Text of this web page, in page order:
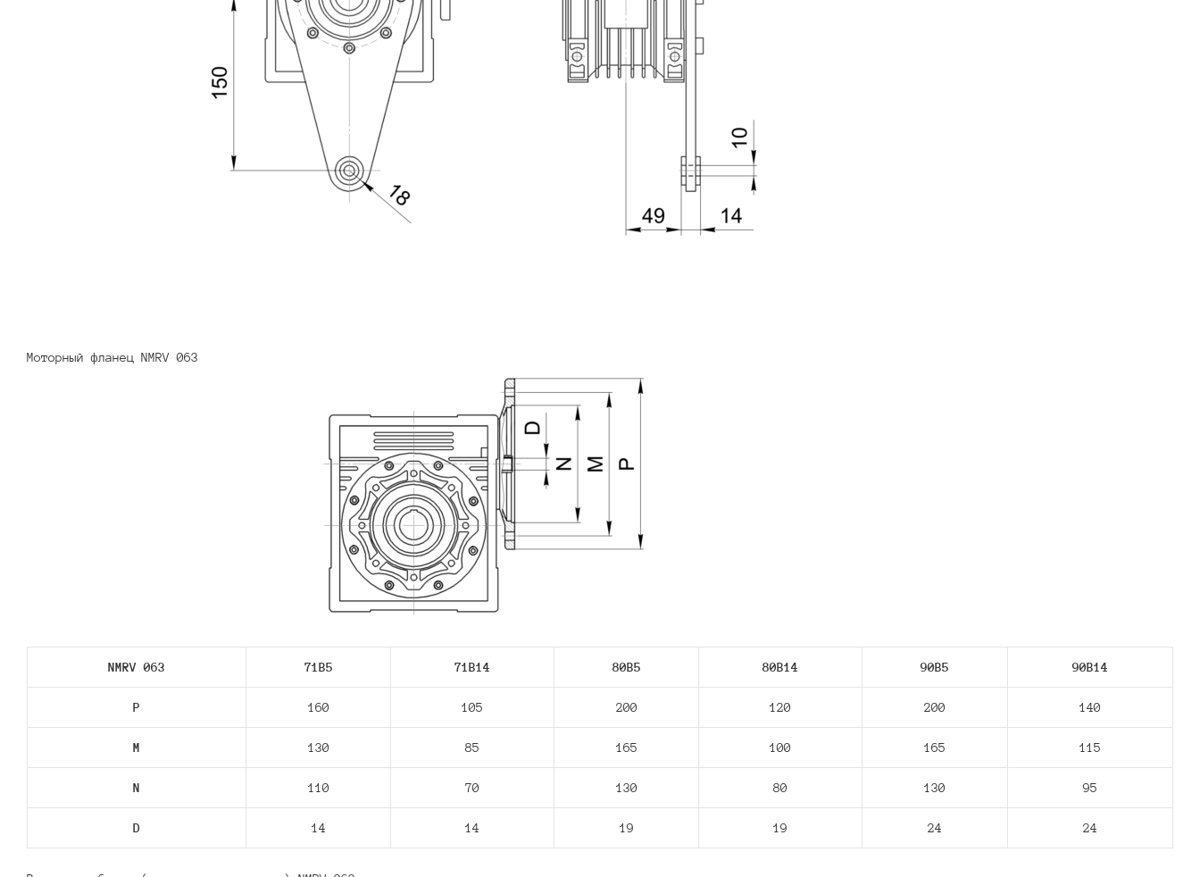
Моторный фланец NMRV 063
NMRV 063 71В5 71В14 80В5 80В14 90В5 90В14
P 160 105 200 120 200 140
M 130 85 165 100 165 115
N 110 70 130 80 130 95
D 14 14 19 19 24 24